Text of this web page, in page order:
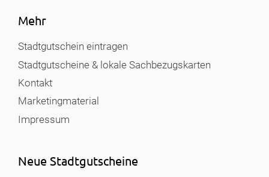
Mehr
Stadtgutschein eintragen
Stadtgutscheine & lokale Sachbezugskarten
Kontakt
Marketingmaterial
Impressum
Neue Stadtgutscheine